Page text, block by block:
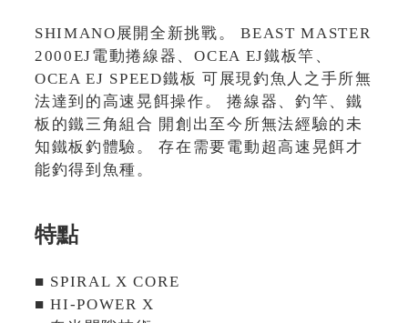
SHIMANO展開全新挑戰。 BEAST MASTER
2000EJ電動捲線器、OCEA EJ鐵板竿、
OCEA EJ SPEED鐵板 可展現釣魚人之手所無
法達到的高速晃餌操作。 捲線器、釣竿、鐵
板的鐵三角組合 開創出至今所無法經驗的未
知鐵板釣體驗。 存在需要電動超高速晃餌才
能釣得到魚種。
特點
■ SPIRAL X CORE
■ HI-POWER X